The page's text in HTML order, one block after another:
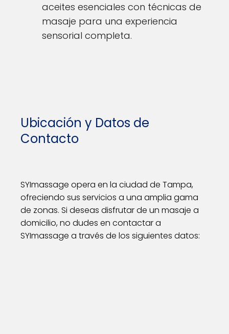
aceites esenciales con técnicas de
masaje para una experiencia
sensorial completa.
Ubicación y Datos de
Contacto
SYImassage opera en la ciudad de Tampa,
ofreciendo sus servicios a una amplia gama
de zonas. Si deseas disfrutar de un masaje a
domicilio, no dudes en contactar a
SYImassage a través de los siguientes datos: